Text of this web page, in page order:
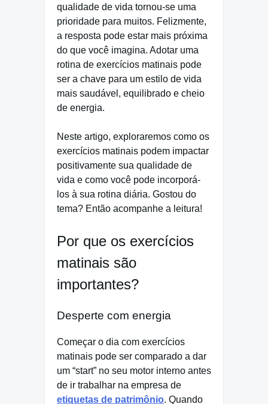
qualidade de vida tornou-se uma
prioridade para muitos. Felizmente,
a resposta pode estar mais próxima
do que você imagina. Adotar uma
rotina de exercícios matinais pode
ser a chave para um estilo de vida
mais saudável, equilibrado e cheio
de energia.
Neste artigo, exploraremos como os
exercícios matinais podem impactar
positivamente sua qualidade de
vida e como você pode incorporá-
los à sua rotina diária. Gostou do
tema? Então acompanhe a leitura!
Por que os exercícios
matinais são
importantes?
Desperte com energia
Começar o dia com exercícios
matinais pode ser comparado a dar
um “start” no seu motor interno antes
de ir trabalhar na empresa de
etiquetas de patrimônio. Quando